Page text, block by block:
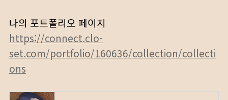
나의 포트폴리오 페이지
https://connect.clo-
set.com/portfolio/160636/collection/collecti
ons